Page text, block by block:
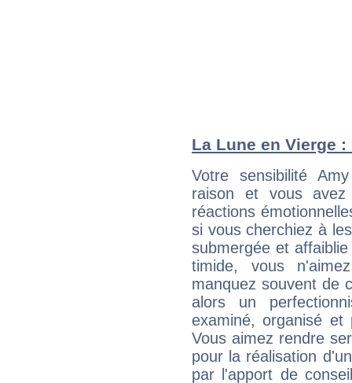
La Lune en Vierge
Votre sensibilité
raison et vous
réactions
si vous cherchiez à
submergée et
timide, vous
manquez souvent de
alors un
examiné, organisé et
Vous aimez rendre
pour la réalisation
par l'apport de